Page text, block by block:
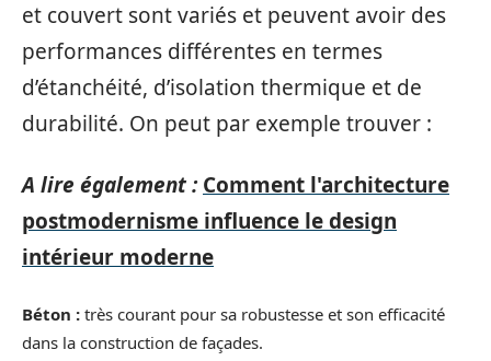
et couvert sont variés et peuvent avoir des
performances différentes en termes
d’étanchéité, d’isolation thermique et de
durabilité. On peut par exemple trouver :
A lire également : Comment l'architecture
postmodernisme influence le design
intérieur moderne
Béton : très courant pour sa robustesse et son efficacité
dans la construction de façades.